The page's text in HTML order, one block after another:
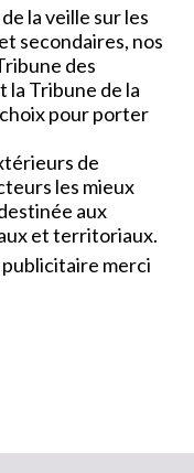
la veille sur les
secondaires, nos
des
la Tribune de la
pour porter
de
les mieux
aux
et territoriaux.
merci